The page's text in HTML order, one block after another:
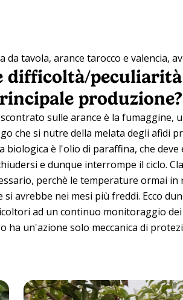
da tavola, arance tarocco e valencia,
difficoltà/
produzione?
sulle arance è la fumaggine,
che si nutre della melata degli afidi
è l'olio di paraffina, che
e dunque interrompe il ciclo.
perchè le temperature ormai
avrebbe nei mesi più freddi. Ecco
ad un continuo monitoraggio
ha un'azione solo meccanica di